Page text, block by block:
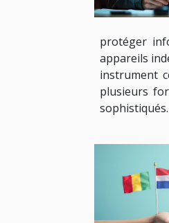
protéger
appareils
instrument
plusieurs